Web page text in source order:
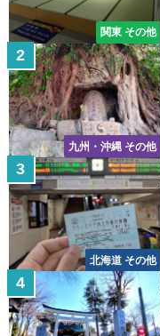
関東 その他
九州・沖縄 その他
北海道 その他